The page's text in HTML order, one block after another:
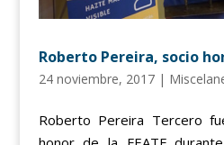
Roberto Pereira, socio
24 noviembre, 2017|
Roberto Pereira Tercero